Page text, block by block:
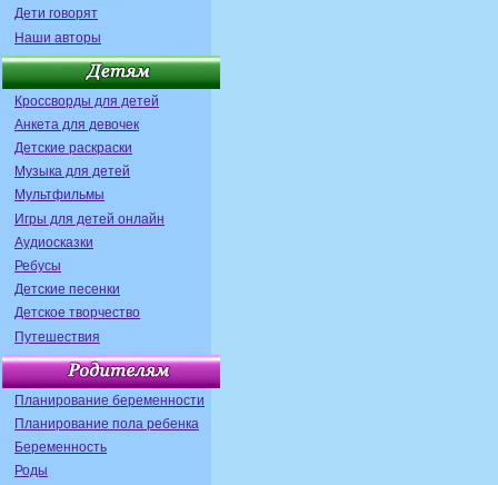
Дети говорят
Наши авторы
Кроссворды для детей
Анкета для девочек
Детские раскраски
Музыка для детей
Мультфильмы
Игры для детей онлайн
Аудиосказки
Ребусы
Детские песенки
Детское творчество
Путешествия
Планирование беременности
Планирование пола ребенка
Беременность
Роды